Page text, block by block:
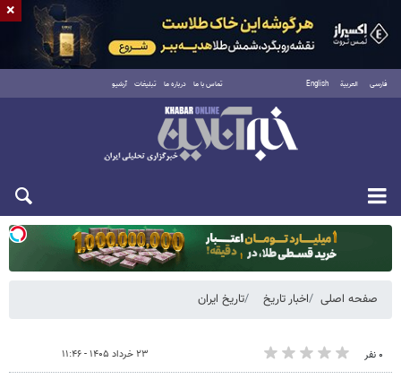
فارسی العربية English تماس با ما درباره ما تبلیغات آرشیو
یکشنبه ۱۸ مرداد ۱۴۰۵
صفحه اصلی اخبار تاریخ تاریخ ایران
۰ نفر ۲۳ خرداد ۱۴۰۵ - ۱۱:۴۶
×